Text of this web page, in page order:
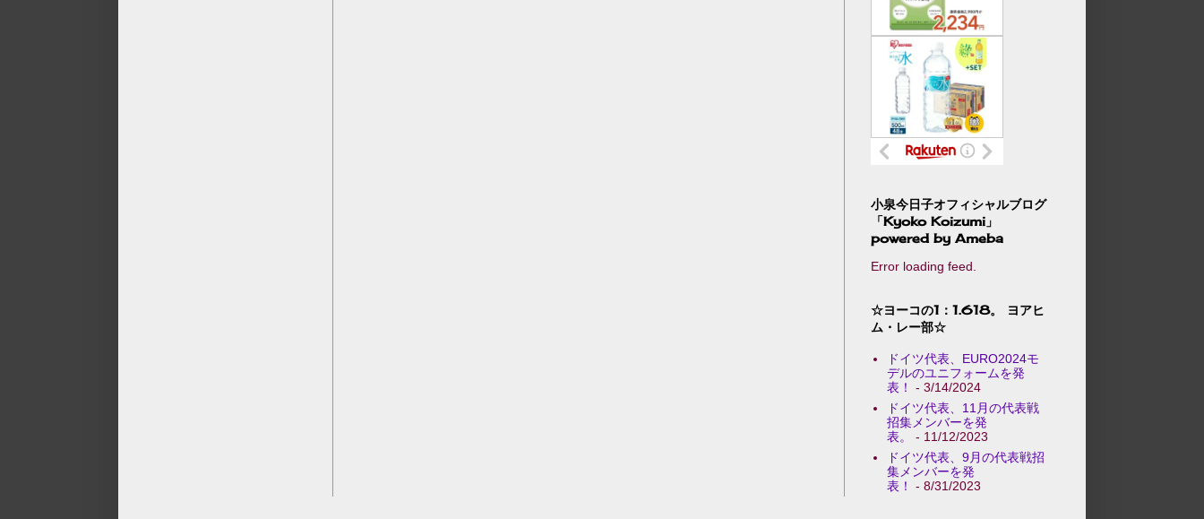
小泉今日子オフィシャルブログ
「Kyoko Koizumi」
powered by Ameba
Error loading feed.
☆ヨーコの1：1.618。 ヨアヒ
ム・レー部☆
ドイツ代表、EURO2024モ
デルのユニフォームを発
表！
- 3/14/2024
ドイツ代表、11月の代表戦
招集メンバーを発
表。
- 11/12/2023
ドイツ代表、9月の代表戦招
集メンバーを発
表！
- 8/31/2023